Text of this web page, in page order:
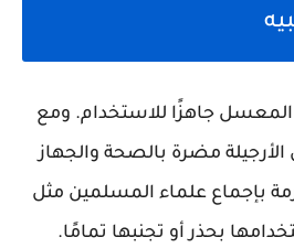
جاهزًا للاستخدام. ومع
الأرجيلة مضرة بالصحة والجهاز
بإجماع علماء المسلمين مثل
بحذر أو تجنبها تمامًا.